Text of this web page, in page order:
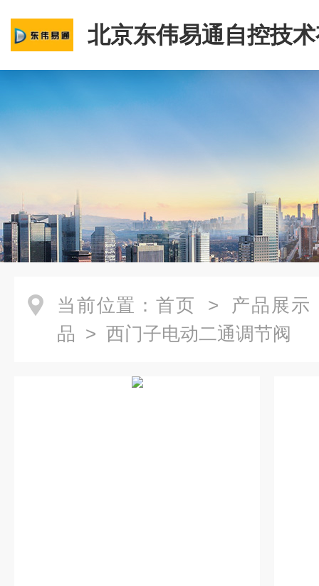
北京东伟易通自控技
司
当前位置： 首页 > 产品展示
品 > 西门子电动二通调节阀